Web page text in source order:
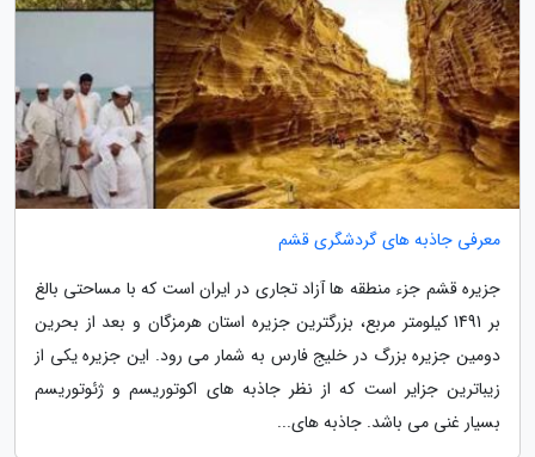
معرفی جاذبه های گردشگری قشم
جزیره قشم جزء منطقه ها آزاد تجاری در ایران است که با مساحتی بالغ
بر 1491 کیلومتر مربع، بزرگترین جزیره استان هرمزگان و بعد از بحرین
دومین جزیره بزرگ در خلیج فارس به شمار می رود. این جزیره یکی از
زیباترین جزایر است که از نظر جاذبه های اکوتوریسم و ژئوتوریسم
بسیار غنی می باشد. جاذبه های...